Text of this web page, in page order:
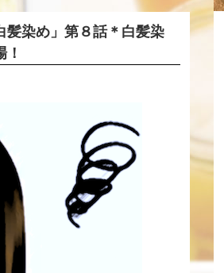
染め」第８話＊白髪染